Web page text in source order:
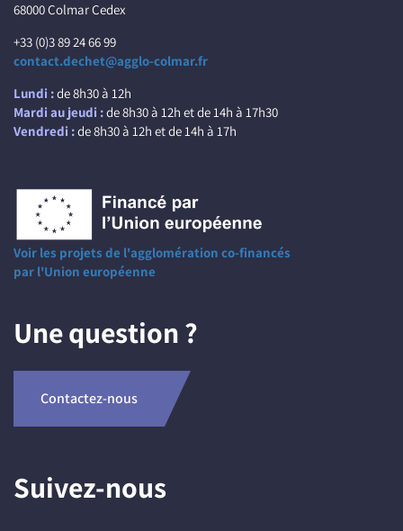
68000 Colmar Cedex
+33 (0)3 89 24 66 99
contact.dechet@agglo-colmar.fr
Lundi :de 8h30 à 12h
Mardi au jeudi :de 8h30 à 12h et de 14h à 17h30
Vendredi :de 8h30 à 12h et de 14h à 17h
Voir les projets de l'agglomération co-financés
par l'Union européenne
Une question ?
Contactez-nous
Suivez-nous